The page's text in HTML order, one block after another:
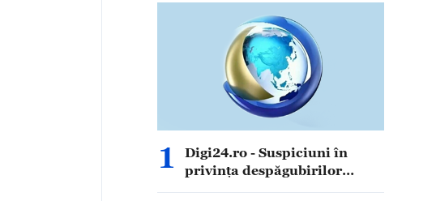
1
Digi24.ro - Suspiciuni în
privința despăgubirilor